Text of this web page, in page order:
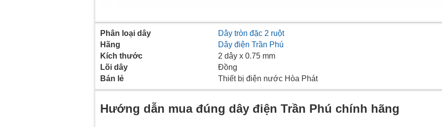
Phân loại dây
Dây tròn đặc 2 ruột
Hãng
Dây điện Trần Phú
Kích thước
2 dây x 0.75 mm
Lõi dây
Đồng
Bán lẻ
Thiết bị điện nước Hòa Phát
Hướng dẫn mua đúng dây điện Trần Phú chính hãng